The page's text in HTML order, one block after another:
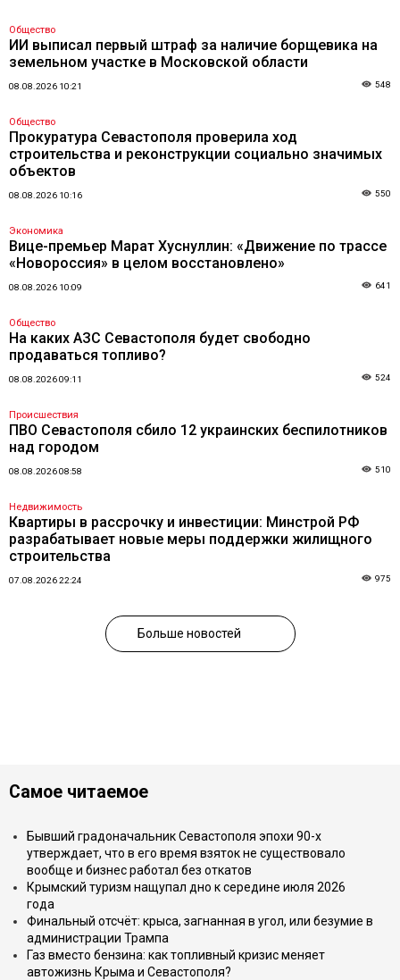
Общество
ИИ выписал первый штраф за наличие борщевика на
земельном участке в Московской области
08.08.2026 10:21 548
Общество
Прокуратура Севастополя проверила ход
строительства и реконструкции социально значимых
объектов
08.08.2026 10:16 550
Экономика
Вице-премьер Марат Хуснуллин: «Движение по трассе
«Новороссия» в целом восстановлено»
08.08.2026 10:09 641
Общество
На каких АЗС Севастополя будет свободно
продаваться топливо?
08.08.2026 09:11 524
Происшествия
ПВО Севастополя сбило 12 украинских беспилотников
над городом
08.08.2026 08:58 510
Недвижимость
Квартиры в рассрочку и инвестиции: Минстрой РФ
разрабатывает новые меры поддержки жилищного
строительства
07.08.2026 22:24 975
Больше новостей
Самое читаемое
Бывший градоначальник Севастополя эпохи 90-х
утверждает, что в его время взяток не существовало
вообще и бизнес работал без откатов
Крымский туризм нащупал дно к середине июля 2026
года
Финальный отсчёт: крыса, загнанная в угол, или безумие в
администрации Трампа
Газ вместо бензина: как топливный кризис меняет
автожизнь Крыма и Севастополя?